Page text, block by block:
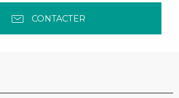
CONTACTER